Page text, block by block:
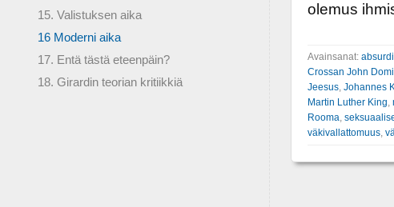
olemus
Avainsanat: absurdi
Crossan John
Jeesus, Johannes
Martin Luther King
Rooma
väkivallattomuus,
15. Valistuksen aika
16 Moderni aika
17. Entä tästä eteenpäin?
18. Girardin teorian kritiikkiä